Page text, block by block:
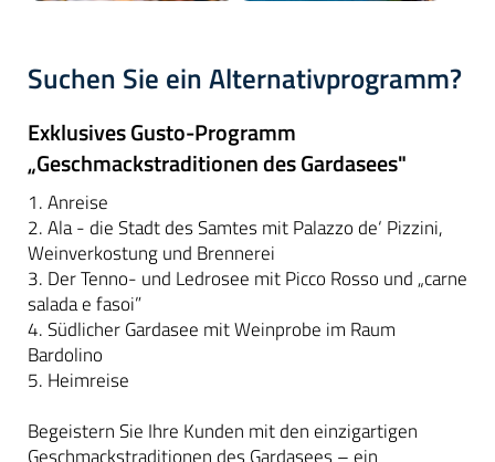
Suchen Sie ein Alternativprogramm?
Exklusives Gusto-Programm
„Geschmackstraditionen des Gardasees"
1. Anreise
2. Ala - die Stadt des Samtes mit Palazzo de‘ Pizzini,
Weinverkostung und Brennerei
3. Der Tenno- und Ledrosee mit Picco Rosso und „carne
salada e fasoi”
4. Südlicher Gardasee mit Weinprobe im Raum
Bardolino
5. Heimreise
Begeistern Sie Ihre Kunden mit den einzigartigen
Geschmackstraditionen des Gardasees – ein